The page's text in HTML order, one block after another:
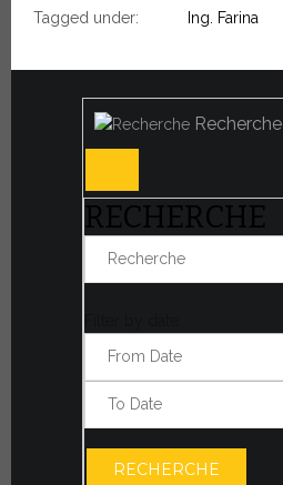
Tagged under: Ing. Farina
Recherche
RECHERCHE
RECHERCHE